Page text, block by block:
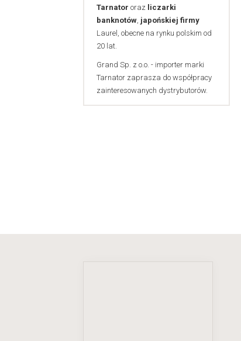
Tarnator oraz liczarki
banknotów, japońskiej firmy
Laurel, obecne na rynku polskim od
20 lat.
Grand Sp. z o.o. - importer marki
Tarnator zaprasza do współpracy
zainteresowanych dystrybutorów.